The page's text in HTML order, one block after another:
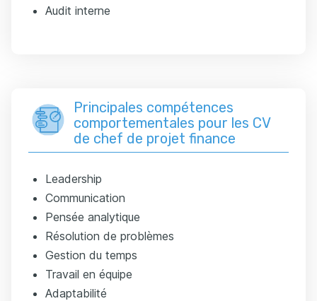
Audit interne
Principales compétences
comportementales pour les CV
de chef de projet finance
Leadership
Communication
Pensée analytique
Résolution de problèmes
Gestion du temps
Travail en équipe
Adaptabilité